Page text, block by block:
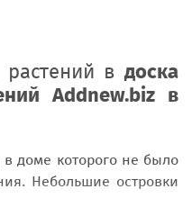
в доска
Addnew.biz в
в доме которого не было
Небольшие островки